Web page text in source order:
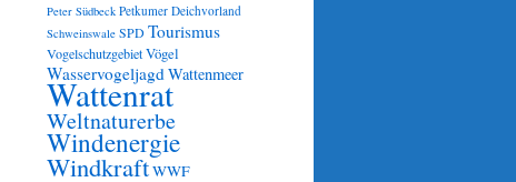
Peter Südbeck Petkumer Deichvorland
Schweinswale SPDTourismus
VogelschutzgebietVögel
WasservogeljagdWattenmeer
Wattenrat
Weltnaturerbe
Windenergie
WindkraftWWF